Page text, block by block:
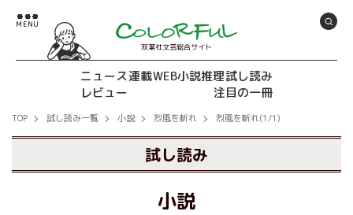
双葉社文芸総合サイト
ニュース連載WEB小説推理試し読み
レビュー
注目の一冊
TOP 試し読み一覧 小説 烈風を斬れ 烈風を斬れ(1/1)
試し読み
小説